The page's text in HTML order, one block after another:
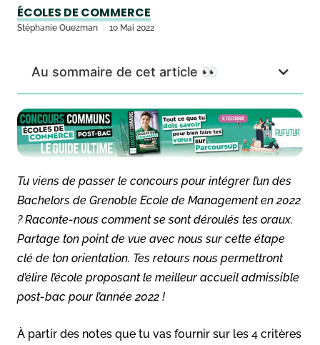
ÉCOLES DE COMMERCE
Stéphanie Ouezman 10 Mai 2022
Au sommaire de cet article 👀
Tu viens de passer le concours pour intégrer l’un des
Bachelors de Grenoble Ecole de Management en 2022
? Raconte-nous comment se sont déroulés tes oraux.
Partage ton point de vue avec nous sur cette étape
clé de ton orientation. Tes retours nous permettront
d’élire l’école proposant le meilleur accueil admissible
post-bac pour l’année 2022 !
À partir des notes que tu vas fournir sur les 4 critères